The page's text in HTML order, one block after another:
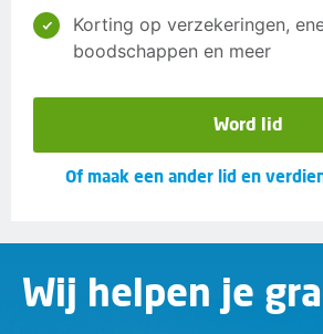
Korting op verzekeringen,
boodschappen en meer
Word lid
Of maak een ander lid en
Wij helpen je